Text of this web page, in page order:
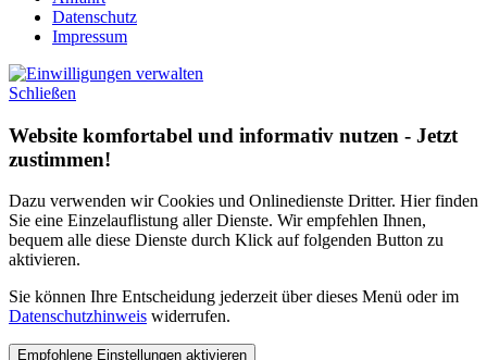
Datenschutz
Impressum
Schließen
Website komfortabel und informativ nutzen - Jetzt
zustimmen!
Dazu verwenden wir Cookies und Onlinedienste Dritter. Hier finden
Sie eine Einzelauflistung aller Dienste. Wir empfehlen Ihnen,
bequem alle diese Dienste durch Klick auf folgenden Button zu
aktivieren.
Sie können Ihre Entscheidung jederzeit über dieses Menü oder im
Datenschutzhinweis widerrufen.